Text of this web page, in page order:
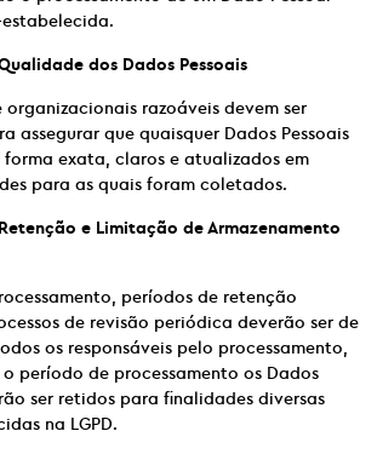
dos Dados Pessoais
organizacionais razoáveis devem ser
assegurar que quaisquer Dados Pessoais
exata, claros e atualizados em
para as quais foram coletados.
e Limitação de Armazenamento
períodos de retenção
de revisão periódica deverão ser de
os responsáveis pelo processamento,
período de processamento os Dados
ser retidos para finalidades diversas
na LGPD.